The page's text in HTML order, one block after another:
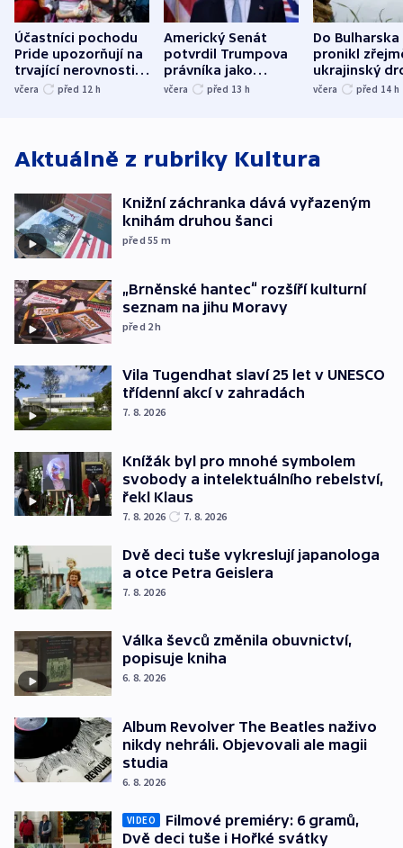
Účastníci pochodu
Pride upozorňují na
trvající nerovnosti i
společenskou
včera před 12 h
Americký Senát
potvrdil Trumpova
právníka jako
ministra
včera před 13 h
Do Bulharska
pronikl
ukrajinský
explodoval
včera před 14 h
Aktuálně z rubriky Kultura
Knižní záchranka dává vyřazeným
knihám druhou šanci
před 55 m
„Brněnské hantec“ rozšíří kulturní
seznam na jihu Moravy
před 2h
Vila Tugendhat slaví 25 let v UNESCO
třídenní akcí v zahradách
7. 8. 2026
Knížák byl pro mnohé symbolem
svobody a intelektuálního rebelství,
řekl Klaus
7. 8. 2026 7. 8. 2026
Dvě deci tuše vykreslují japanologa
a otce Petra Geislera
7. 8. 2026
Válka ševců změnila obuvnictví,
popisuje kniha
6. 8. 2026
Album Revolver The Beatles naživo
nikdy nehráli. Objevovali ale magii
studia
6. 8. 2026
VIDEO
Filmové premiéry: 6 gramů,
Dvě deci tuše i Hořké svátky